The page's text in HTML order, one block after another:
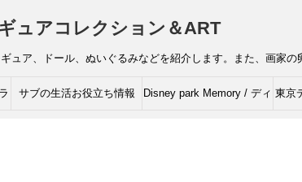
ュアコレクション＆ART
ュア、ドール、ぬいぐるみなどを紹介します。また、画家の
サブの生活お役立ち情報 Disney park Memory / ディ 東京